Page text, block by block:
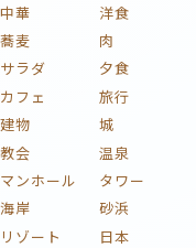
中華
洋食
蕎麦
肉
サラダ
夕食
カフェ
旅行
建物
城
教会
温泉
マンホール
タワー
海岸
砂浜
リゾート
日本